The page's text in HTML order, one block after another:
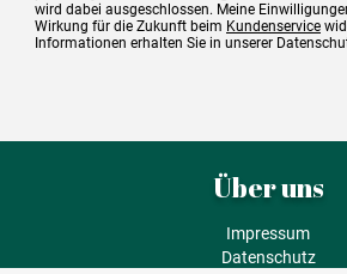
wird dabei ausgeschlossen. Meine
Wirkung für die Zukunft beim Kundenservice
Informationen erhalten Sie in unserer
Über uns
Impressum
Datenschutz